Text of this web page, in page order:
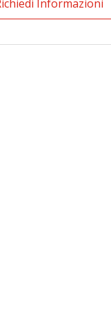
Informazioni